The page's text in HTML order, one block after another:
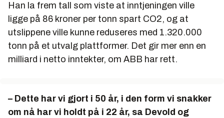
Han la frem tall som viste at inntjeningen ville
ligge på 86 kroner per tonn spart CO2, og at
utslippene ville kunne reduseres med 1.320.000
tonn på et utvalg plattformer. Det gir mer enn en
milliard i netto inntekter, om ABB har rett.
– Dette har vi gjort i 50 år, i den form vi snakker
om nå har vi holdt på i 22 år, sa Devold og